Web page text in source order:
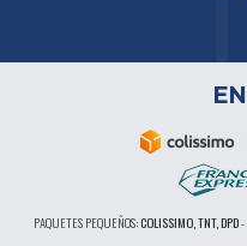
PAQUETES PEQUEÑOS:COLISSIMO, TNT, DPD-